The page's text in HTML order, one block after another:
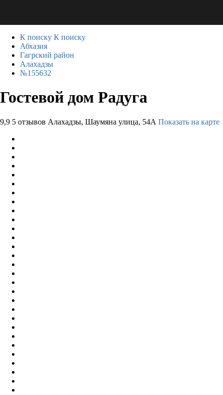
К поиску К поиску
Абхазия
Гагрский район
Алахадзы
№155632
Гостевой дом Радуга
9,9 5 отзывов Алахадзы, Шаумяна улица, 54А Показать на карте